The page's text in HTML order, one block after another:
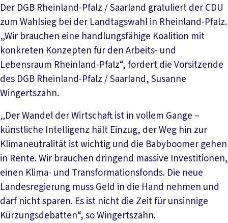
Der DGB Rheinland-Pfalz / Saarland gratuliert der CDU
zum Wahlsieg bei der Landtagswahl in Rheinland-Pfalz.
„Wir brauchen eine handlungsfähige Koalition mit
konkreten Konzepten für den Arbeits- und
Lebensraum Rheinland-Pfalz“, fordert die Vorsitzende
des DGB Rheinland-Pfalz / Saarland, Susanne
Wingertszahn.
„Der Wandel der Wirtschaft ist in vollem Gange –
künstliche Intelligenz hält Einzug, der Weg hin zur
Klimaneutralität ist wichtig und die Babyboomer gehen
in Rente. Wir brauchen dringend massive Investitionen,
einen Klima- und Transformationsfonds. Die neue
Landesregierung muss Geld in die Hand nehmen und
darf nicht sparen. Es ist nicht die Zeit für unsinnige
Kürzungsdebatten“, so Wingertszahn.